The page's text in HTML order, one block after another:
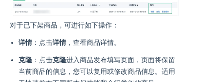
对于已下架商品，可进行如下操作：
详情 ：点击详情 ，查看商品详情。
克隆 ：点击克隆进入商品发布填写页面，页面将保留
当前商品的信息，您可以复用或修改商品信息。适用